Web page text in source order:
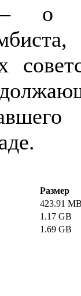
Размер
423.91
1.17 GB
1.69 GB